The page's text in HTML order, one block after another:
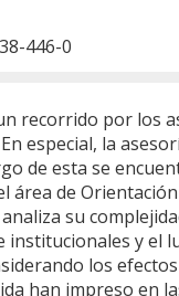
446-0
recorrido por los
especial, la
de esta se
área de
su
institucionales y el
los
han impreso en